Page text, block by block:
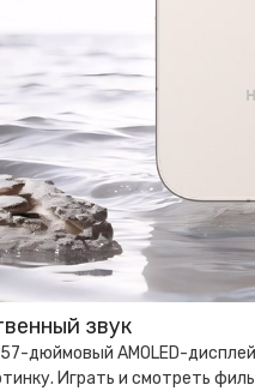
звук
дюймовый AMOLED-
Играть и смотреть